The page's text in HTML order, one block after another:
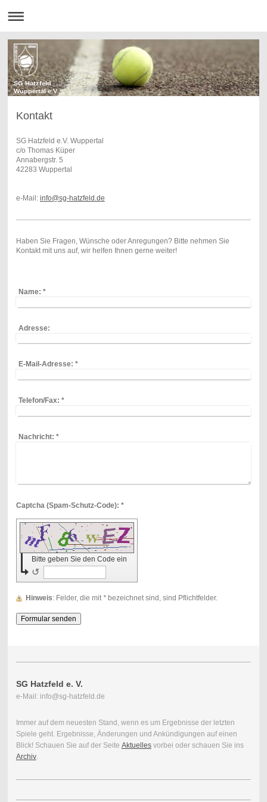
SG Hatzfeld
Wuppertal e.V.
Kontakt
SG Hatzfeld e.V. Wuppertal
c/o Thomas Küper
Annabergstr. 5
42283 Wuppertal
e-Mail: info@sg-hatzfeld.de
Haben Sie Fragen, Wünsche oder Anregungen? Bitte nehmen Sie
Kontakt mit uns auf, wir helfen Ihnen gerne weiter!
Name: *
Adresse:
E-Mail-Adresse: *
Telefon/Fax: *
Nachricht: *
Captcha (Spam-Schutz-Code): *
Bitte geben Sie den Code ein
↺
Hinweis : Felder, die mit *bezeichnet sind, sind Pflichtfelder.
SG Hatzfeld e. V.
e-Mail: info@sg-hatzfeld.de
Immer auf dem neuesten Stand, wenn es um Ergebnisse der letzten
Spiele geht. Ergebnisse, Änderungen und Ankündigungen auf einen
Blick! Schauen Sie auf der Seite Aktuellesvorbei oder schauen Sie ins
Archiv.